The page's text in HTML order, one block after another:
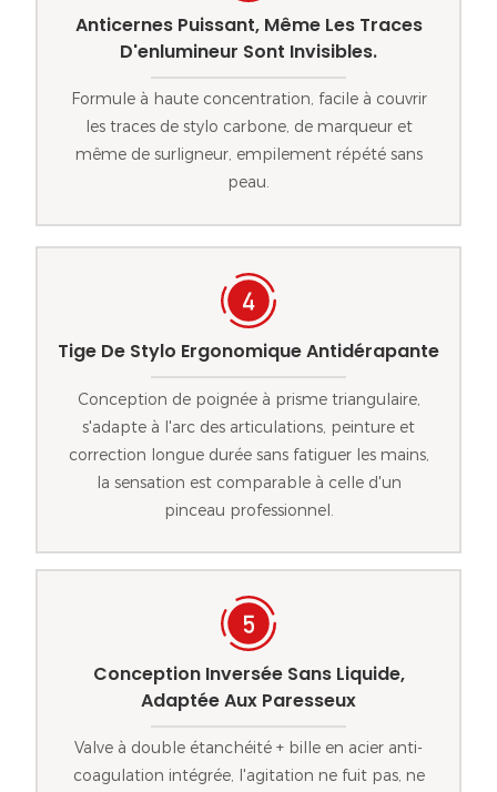
Anticernes Puissant, Même Les Traces
D'enlumineur Sont Invisibles.
Formule à haute concentration, facile à couvrir
les traces de stylo carbone, de marqueur et
même de surligneur, empilement répété sans
peau.
Tige De Stylo Ergonomique Antidérapante
Conception de poignée à prisme triangulaire,
s'adapte à l'arc des articulations, peinture et
correction longue durée sans fatiguer les mains,
la sensation est comparable à celle d'un
pinceau professionnel.
Conception Inversée Sans Liquide,
Adaptée Aux Paresseux
Valve à double étanchéité + bille en acier anti-
coagulation intégrée, l'agitation ne fuit pas, ne